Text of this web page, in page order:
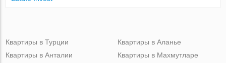
Квартиры в Турции
Квартиры в Анталии
Квартиры в Аланье
Квартиры в Махмутларе